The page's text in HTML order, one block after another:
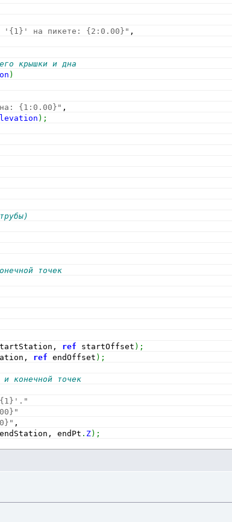
'{1}' на пикете: {2:0.00}" ,
крышки и дна
)
{1:0.00}" ,
) ;
точек
ref startOffset ) ;
ref endOffset ) ;
конечной точек
'{1}'."
,
endPt . Z) ;